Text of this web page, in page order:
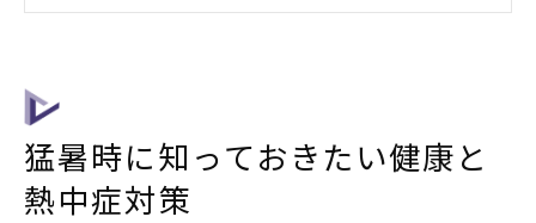
健康維持に重要な適切な水分補給のタイミ
ング
猛暑時に知っておきたい健康と
熱中症対策